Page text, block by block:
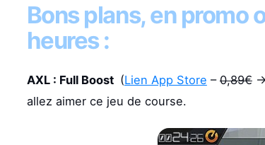
Bons plans, en promo
heures :
AXL : Full Boost (Lien App Store –0,89€->
allez aimer ce jeu de course.